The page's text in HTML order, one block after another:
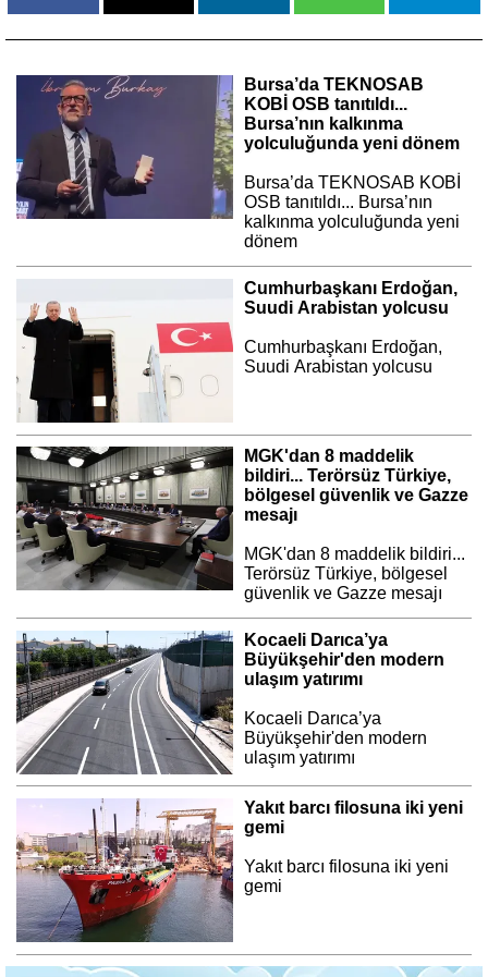
Bursa’da TEKNOSAB
KOBİ OSB tanıtıldı...
Bursa’nın kalkınma
yolculuğunda yeni dönem
Bursa’da TEKNOSAB KOBİ
OSB tanıtıldı... Bursa’nın
kalkınma yolculuğunda yeni
dönem
Cumhurbaşkanı Erdoğan,
Suudi Arabistan yolcusu
Cumhurbaşkanı Erdoğan,
Suudi Arabistan yolcusu
MGK'dan 8 maddelik
bildiri... Terörsüz Türkiye,
bölgesel güvenlik ve Gazze
mesajı
MGK'dan 8 maddelik bildiri...
Terörsüz Türkiye, bölgesel
güvenlik ve Gazze mesajı
Kocaeli Darıca’ya
Büyükşehir'den modern
ulaşım yatırımı
Kocaeli Darıca’ya
Büyükşehir'den modern
ulaşım yatırımı
Yakıt barcı filosuna iki yeni
gemi
Yakıt barcı filosuna iki yeni
gemi